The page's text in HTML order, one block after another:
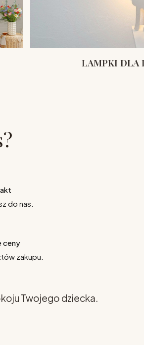
LAMPKI DLA
do nas.
ceny
zakupu.
Twojego dziecka.